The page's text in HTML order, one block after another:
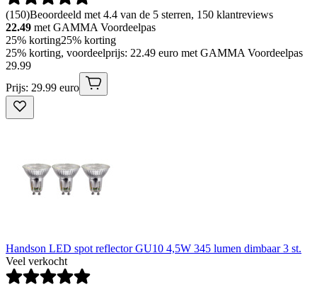
(150)Beoordeeld met 4.4 van de 5 sterren, 150 klantreviews
22.49 met GAMMA Voordeelpas
25% korting25% korting
25% korting, voordeelprijs: 22.49 euro met GAMMA Voordeelpas
29.99
Prijs: 29.99 euro
Handson LED spot reflector GU10 4,5W 345 lumen dimbaar 3 st.
Veel verkocht